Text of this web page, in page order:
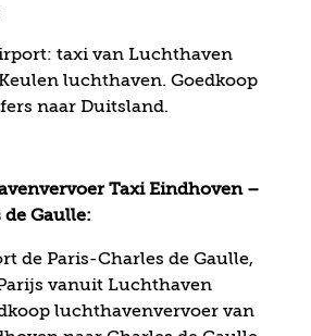
taxi van Luchthaven
luchthaven. Goedkoop
naar Duitsland.
Taxi Eindhoven –
de Gaulle:
de Paris-Charles de Gaulle,
vanuit Luchthaven
luchthavenvervoer van